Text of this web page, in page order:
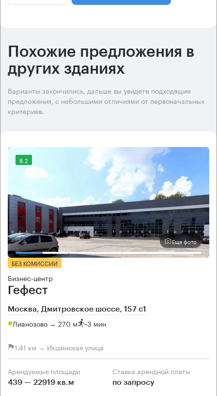
Похожие предложения в
других зданиях
Варианты закончились, дальше вы увидете подходящие
предложения, с небольшими отличиями от первоначальных
критериев.
8.2
Еще фото
БЕЗ КОМИССИИ
Бизнес-центр
Гефест
Москва, Дмитровское шоссе, 157 с1
Лианозово → 270 м ~3 мин
1.41 км → Икшинская улица
Арендуемые площади
439 — 22919 кв.м
Ставка арендной платы
по запросу